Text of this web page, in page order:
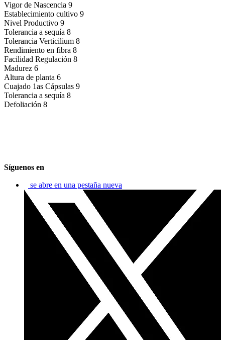
Vigor de Nascencia 9
Establecimiento cultivo 9
Nivel Productivo 9
Tolerancia a sequía 8
Tolerancia Verticilium 8
Rendimiento en fibra 8
Facilidad Regulación 8
Madurez 6
Altura de planta 6
Cuajado 1as Cápsulas 9
Tolerancia a sequía 8
Defoliación 8
Síguenos en
se abre en una pestaña nueva